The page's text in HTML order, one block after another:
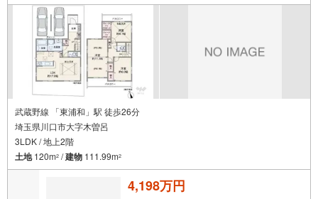
ご提案します。～リフォーム～理想の間取り、テイストを
作り上げられます！リフォームプランナーの同行も可能で
す。
武蔵野線 「東浦和」駅 徒歩26分
埼玉県川口市大字木曽呂
3LDK / 地上2階
土地120m2 /建物 111.99m2
4,198万円